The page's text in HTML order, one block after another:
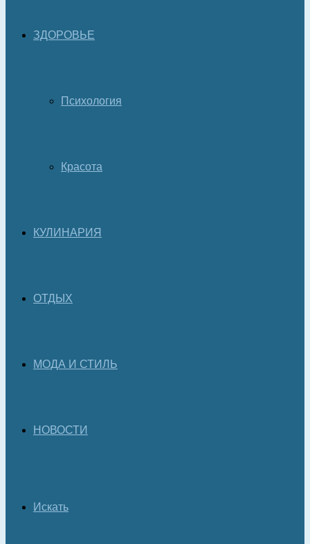
ЗДОРОВЬЕ
Психология
Красота
КУЛИНАРИЯ
ОТДЫХ
МОДА И СТИЛЬ
НОВОСТИ
Искать